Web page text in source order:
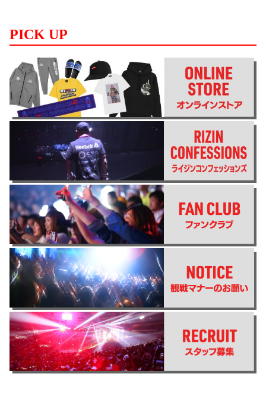
PICK UP